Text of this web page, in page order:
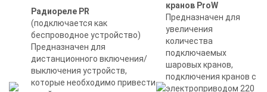
Радиореле PR
(подключается как
беспроводное устройство)
Предназначен для
дистанционного включения/
выключения устройств,
которые необходимо привести
кранов ProW
Предназначен для
увеличения
количества
подключаемых
шаровых кранов,
подключения кранов с
электроприводом 220